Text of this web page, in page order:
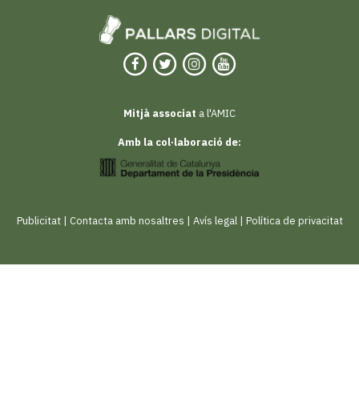
Mitjà associat a l'AMIC
Amb la col·laboració de:
Publicitat| Contacta amb nosaltres | Avís legal| Política de privacitat